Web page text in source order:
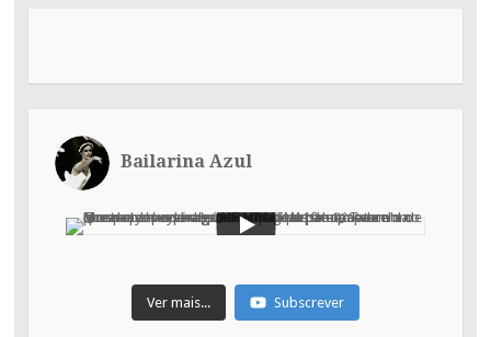
Bailarina Azul
Ver mais... Subscrever